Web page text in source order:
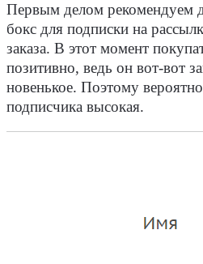
Первым делом рекомендуем
бокс для подписки на
заказа. В этот момент
позитивно, ведь он вот-вот
новенькое. Поэтому
подписчика высокая.